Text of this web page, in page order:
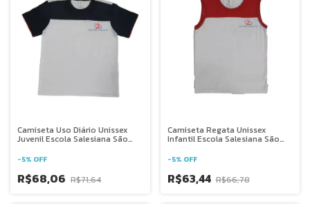
Camiseta Uso Diário Unissex
Juvenil Escola Salesiana São
-5% OFF
R$68,06 R$71,64
Camiseta Regata Unissex
Infantil Escola Salesiana São
-5% OFF
R$63,44 R$66,78